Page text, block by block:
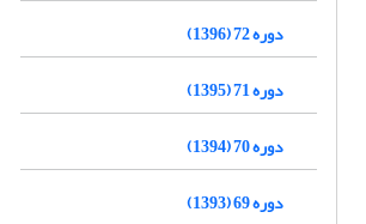
دوره 72 (1396)
دوره 71 (1395)
دوره 70 (1394)
دوره 69 (1393)